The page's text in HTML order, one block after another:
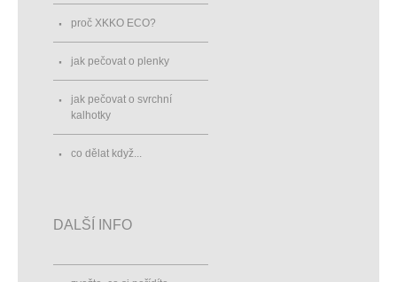
proč XKKO ECO?
jak pečovat o plenky
jak pečovat o svrchní
kalhotky
co dělat když...
DALŠÍ INFO